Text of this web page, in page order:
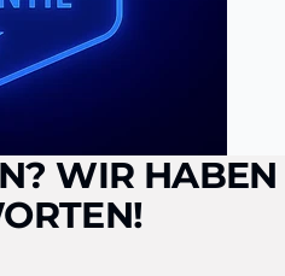
WIR HABEN